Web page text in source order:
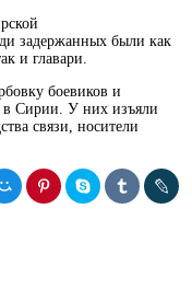
задержанных были как
и главари.
боевиков и
в Сирии. У них изъяли
связи, носители